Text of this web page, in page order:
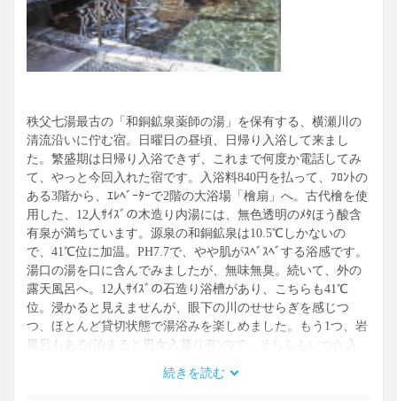
の風合い、肌触りの良い浴槽。
目隠しの簀の子状の板塀はスライドして、崖下に流れる横瀬
川の流れが見える。
河原は岩畳となったちょとした渓流となっていて、静かな湯
S33年4月開業
S52年新館移転
07H19リニューアル工事
09H21リニューアル完了
リニューアルを機にゆの宿わどうに改称したと思われる
14H261219金晴初入浴
秩父七湯最古の「和銅鉱泉薬師の湯」を保有する、横瀬川の
清流沿いに佇む宿。日曜日の昼頃、日帰り入浴して来まし
た。繁盛期は日帰り入浴できず、これまで何度か電話してみ
て、やっと今回入れた宿です。入浴料840円を払って、ﾌﾛﾝﾄの
ある3階から、ｴﾚﾍﾞｰﾀｰで2階の大浴場「檜扇」へ。古代檜を使
用した、12人ｻｲｽﾞの木造り内湯には、無色透明のﾒﾀほう酸含
有泉が満ちています。源泉の和銅鉱泉は10.5℃しかないの
で、41℃位に加温。PH7.7で、やや肌がｽﾍﾞｽﾍﾞする浴感です。
湯口の湯を口に含んでみましたが、無味無臭。続いて、外の
露天風呂へ。12人ｻｲｽﾞの石造り浴槽があり、こちらも41℃
位。浸かると見えませんが、眼下の川のせせらぎを感じつ
つ、ほとんど貸切状態で湯浴みを楽しめました。もう1つ、岩
風呂もある(泊まると男女入替り有)ので、そちらもいつか入
続きを読む